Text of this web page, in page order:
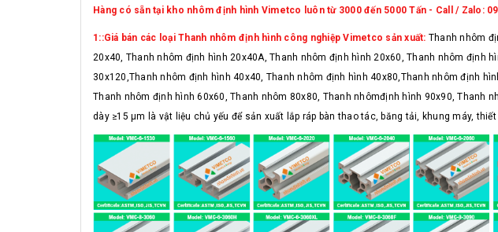
Hàng có sẵn tại kho nhôm định hình Vimetco luôn từ 3000 đến 5000 Tấn - Call / Zalo:
1::Giá bán các loại Thanh nhôm định hình công nghiệp Vimetco sản xuất: Thanh nhôm
20x40, Thanh nhôm định hình 20x40A, Thanh nhôm định hình 20x60, Thanh nhôm định
30x120,Thanh nhôm định hình 40x40, Thanh nhôm định hình 40x80,Thanh nhôm định
Thanh nhôm định hình 60x60, Thanh nhôm 80x80, Thanh nhômđịnh hình 90x90, Thanh
dày ≥15 μm là vật liệu chủ yếu để sản xuất lắp ráp bàn thao tác, băng tải, khung máy, thiết